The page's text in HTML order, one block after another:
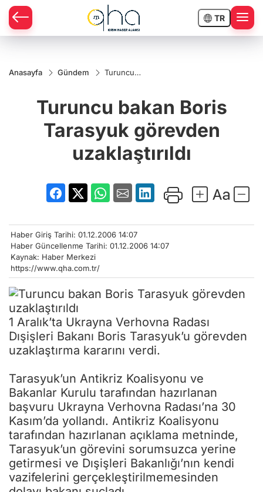
TR
Anasayfa Gündem
Turuncu
görevden
uzaklaştırıldı
Turuncu bakan Boris
Tarasyuk görevden
uzaklaştırıldı
Haber Giriş Tarihi: 01.12.2006 14:07
Haber Güncellenme Tarihi: 01.12.2006 14:07
Kaynak: Haber Merkezi
https://www.qha.com.tr/
1 Aralık’ta Ukrayna Verhovna Radası
Dışişleri Bakanı Boris Tarasyuk’u görevden
uzaklaştırma kararını verdi.
Tarasyuk’un Antikriz Koalisyonu ve
Bakanlar Kurulu tarafından hazırlanan
başvuru Ukrayna Verhovna Radası’na 30
Kasım’da yollandı. Antikriz Koalisyonu
tarafından hazırlanan açıklama metninde,
Tarasyuk’un görevini sorumsuzca yerine
getirmesi ve Dışişleri Bakanlığı’nın kendi
vazifelerini gerçekleştirilmemesinden